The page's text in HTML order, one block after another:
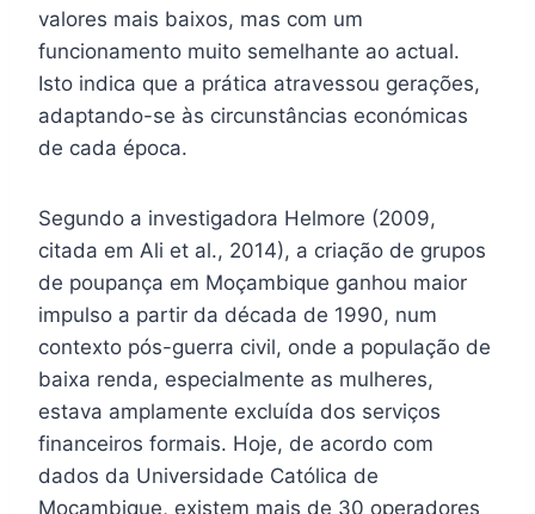
valores mais baixos, mas com um
funcionamento muito semelhante ao actual.
Isto indica que a prática atravessou gerações,
adaptando-se às circunstâncias económicas
de cada época.
Segundo a investigadora Helmore (2009,
citada em Ali et al., 2014), a criação de grupos
de poupança em Moçambique ganhou maior
impulso a partir da década de 1990, num
contexto pós-guerra civil, onde a população de
baixa renda, especialmente as mulheres,
estava amplamente excluída dos serviços
financeiros formais. Hoje, de acordo com
dados da Universidade Católica de
Moçambique, existem mais de 30 operadores